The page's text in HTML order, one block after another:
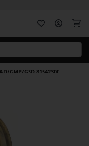
GMP/GSD 81542300